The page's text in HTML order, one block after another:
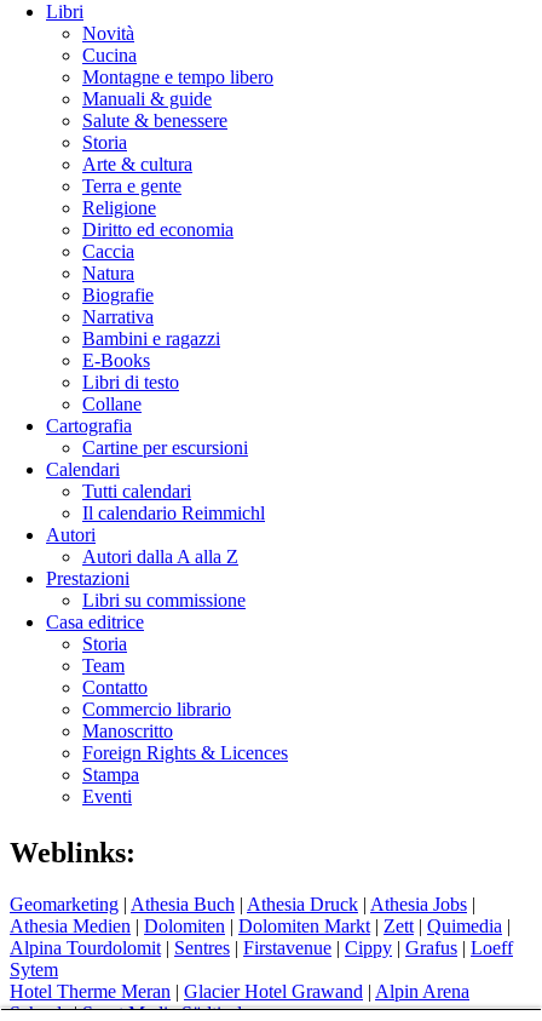
Libri
Novità
Cucina
Montagne e tempo libero
Manuali & guide
Salute & benessere
Storia
Arte & cultura
Terra e gente
Religione
Diritto ed economia
Caccia
Natura
Biografie
Narrativa
Bambini e ragazzi
E-Books
Libri di testo
Collane
Cartografia
Cartine per escursioni
Calendari
Tutti calendari
Il calendario Reimmichl
Autori
Autori dalla A alla Z
Prestazioni
Libri su commissione
Casa editrice
Storia
Team
Contatto
Commercio librario
Manoscritto
Foreign Rights & Licences
Stampa
Eventi
Weblinks:
Geomarketing | Athesia Buch | Athesia Druck | Athesia Jobs |
Athesia Medien | Dolomiten | Dolomiten Markt | Zett | Quimedia |
Alpina Tourdolomit | Sentres | Firstavenue | Cippy | Grafus | Loeff
Sytem
Hotel Therme Meran | Glacier Hotel Grawand | Alpin Arena
Schnals|Sport Media Südtirol